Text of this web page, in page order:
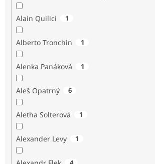
Alain Quilici 1
Alberto Tronchin 1
Alenka Panáková 1
Aleš Opatrný 6
Aletha Solterová 1
Alexander Levy 1